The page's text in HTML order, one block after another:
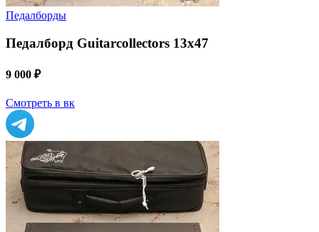
Педалборды
Педалборд Guitarcollectors 13х47
9 000 ₽
Смотреть в вк